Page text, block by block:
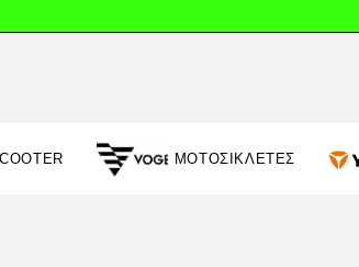
ΜΟΤΟΣΙΚΛΕΤΕΣ